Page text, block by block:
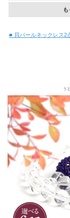
■ 貝パールネックレス2